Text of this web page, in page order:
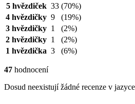
5 hvězdiček 33 (70%)
4 hvězdičky 9
(19%)
3 hvězdičky 1
(2%)
2 hvězdičky 1
(2%)
1 hvězdička 3 (6%)
47 hodnocení
Dosud neexistují žádné recenze v